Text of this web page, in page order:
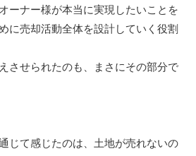
ーナー様が本当に実現したいことを
に売却活動全体を設計していく役割
させられたのも、まさにその部分で
じて感じたのは、土地が売れないの